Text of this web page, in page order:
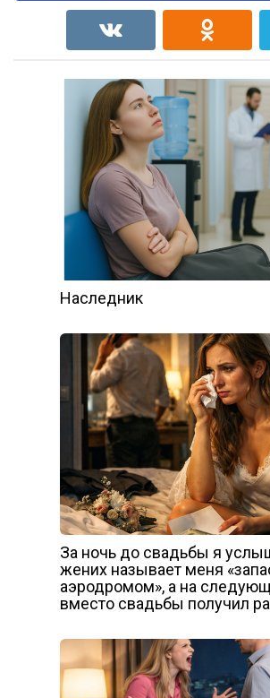
Наследник
За ночь до свадьбы я
жених называет меня
аэродромом», а на
вместо свадьбы получил